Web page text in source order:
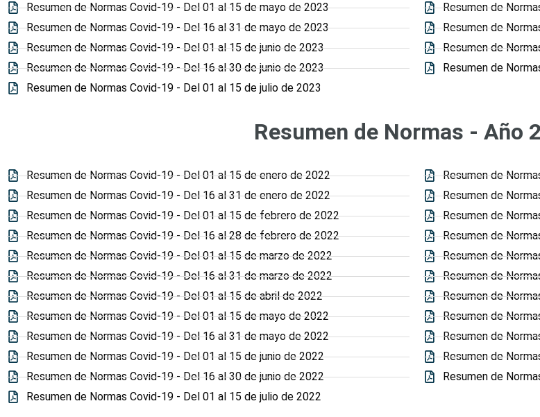
Resumen de Normas Covid-19 - Del 01 al 15 de mayo de 2023
Resumen de Normas Covid-19 - Del 16 al 31 de mayo de 2023
Resumen de Normas Covid-19 - Del 01 al 15 de junio de 2023
Resumen de Normas Covid-19 - Del 16 al 30 de junio de 2023
Resumen de Normas Covid-19 - Del 01 al 15 de julio de 2023
Resumen de
Resumen de
Resumen de
Resumen de
Resumen de Normas - Año
Resumen de Normas Covid-19 - Del 01 al 15 de enero de 2022
Resumen de Normas Covid-19 - Del 16 al 31 de enero de 2022
Resumen de Normas Covid-19 - Del 01 al 15 de febrero de 2022
Resumen de Normas Covid-19 - Del 16 al 28 de febrero de 2022
Resumen de Normas Covid-19 - Del 01 al 15 de marzo de 2022
Resumen de Normas Covid-19 - Del 16 al 31 de marzo de 2022
Resumen de Normas Covid-19 - Del 01 al 15 de abril de 2022
Resumen de Normas Covid-19 - Del 01 al 15 de mayo de 2022
Resumen de Normas Covid-19 - Del 16 al 31 de mayo de 2022
Resumen de Normas Covid-19 - Del 01 al 15 de junio de 2022
Resumen de Normas Covid-19 - Del 16 al 30 de junio de 2022
Resumen de Normas Covid-19 - Del 01 al 15 de julio de 2022
Resumen de
Resumen de
Resumen de
Resumen de
Resumen de
Resumen de
Resumen de
Resumen de
Resumen de
Resumen de
Resumen de